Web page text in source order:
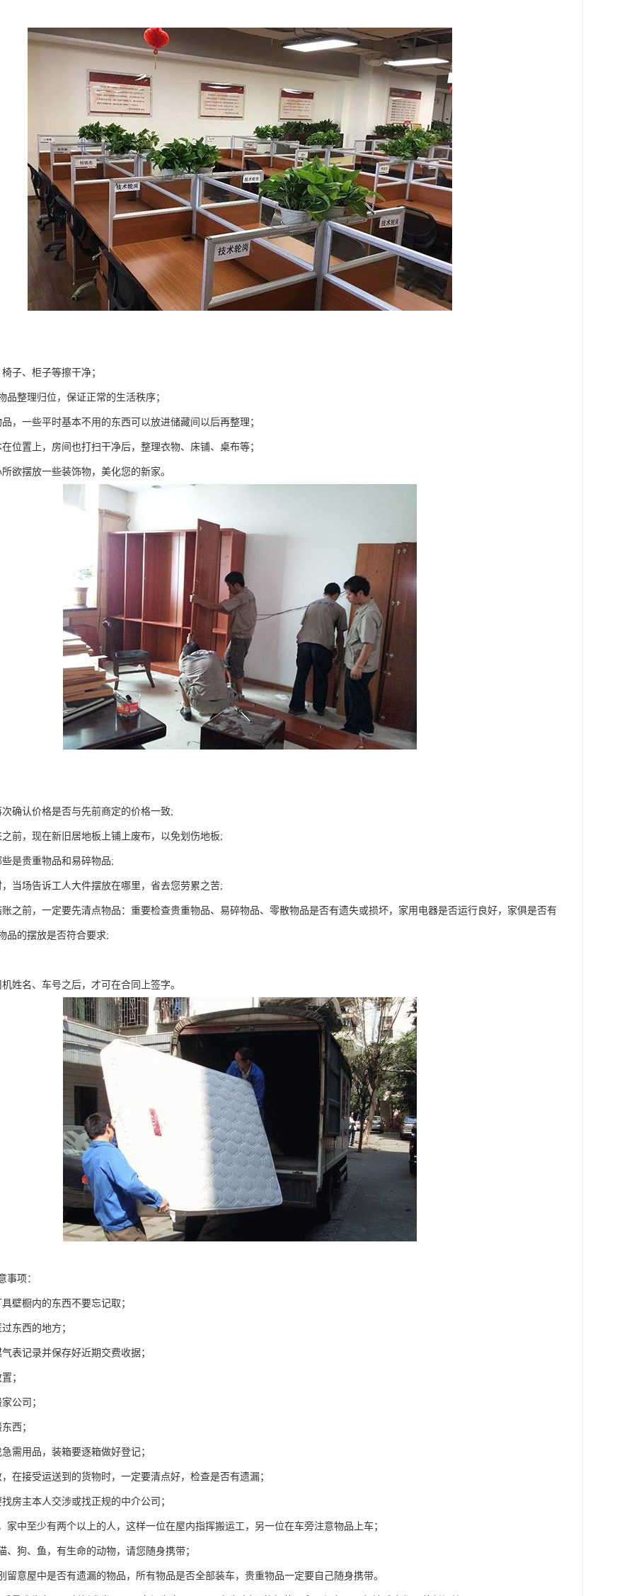
子、柜子等擦干净；
品整理归位，保证正常的生活秩序；
，一些平时基本不用的东西可以放进储藏间以后再整理；
位置上，房间也打扫干净后，整理衣物、床铺、桌布等；
欲摆放一些装饰物，美化您的新家。
确认价格是否与先前商定的价格一致;
前，现在新旧居地板上铺上废布，以免划伤地板;
是贵重物品和易碎物品;
当场告诉工人大件摆放在哪里，省去您劳累之苦;
之前，一定要先清点物品：重要检查贵重物品、易碎物品、零散物品是否有遗失或损坏，家用电器是否运行良好，家俱是否有
品的摆放是否符合要求;
姓名、车号之后，才可在合同上签字。
事项：
壁橱内的东西不要忘记取；
东西的地方；
表记录并保存好近期交费收据；
；
公司；
西；
需用品，装箱要逐箱做好登记；
在接受运送到的货物时，一定要清点好，检查是否有遗漏；
房主本人交涉或找正规的中介公司；
家中至少有两个以上的人，这样一位在屋内指挥搬运工，另一位在车旁注意物品上车；
、狗、鱼，有生命的动物，请您随身携带；
留意屋中是否有遗漏的物品，所有物品是否全部装车，贵重物品一定要自己随身携带。